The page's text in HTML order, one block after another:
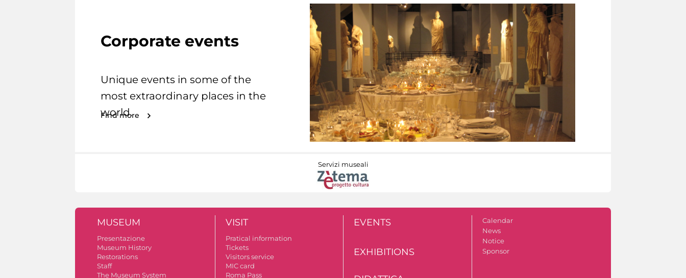
Corporate events
Unique events in some of the
most extraordinary places in the
world.
Find more
Servizi museali
MUSEUM
Presentazione
Museum History
Restorations
Staff
The Museum System
VISIT
Pratical information
Tickets
Visitors service
MIC card
Roma Pass
EVENTS
EXHIBITIONS
Calendar
News
Notice
Sponsor